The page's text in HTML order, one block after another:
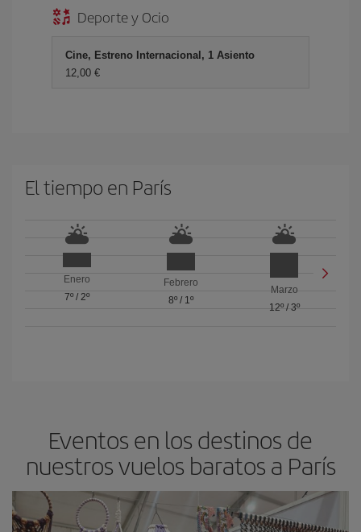
Deporte y Ocio
Cine, Estreno Internacional, 1 Asiento
12,00 €
El tiempo en París
Enero
7º/ 2º
Febrero
8º/ 1º
Marzo
12º/ 3º
Eventos en los destinos de
nuestros vuelos baratos a París